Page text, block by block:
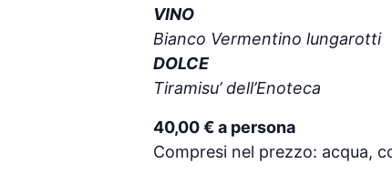
VINO
Bianco Vermentino lungarotti
DOLCE
Tiramisu’ dell’Enoteca
40,00 € a persona
Compresi nel prezzo: acqua,